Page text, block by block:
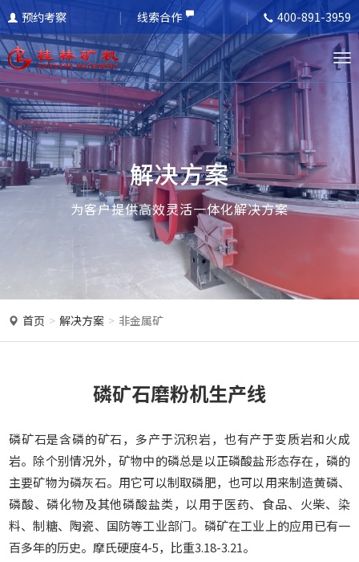
预约考察 线索合作 400-891-3959
T
o
g
g
e
n
a
解决方案
为客户提供高效灵活一体化解决方案
首页 解决方案 非金属矿
磷矿石磨粉机生产线
磷矿石是含磷的矿石，多产于沉积岩，也有产于变质岩和火成
岩。除个别情况外，矿物中的磷总是以正磷酸盐形态存在，磷的
主要矿物为磷灰石。用它可以制取磷肥，也可以用来制造黄磷、
磷酸、磷化物及其他磷酸盐类，以用于医药、食品、火柴、染
料、制糖、陶瓷、国防等工业部门。磷矿在工业上的应用已有一
百多年的历史。摩氏硬度4-5，比重3.18-3.21。